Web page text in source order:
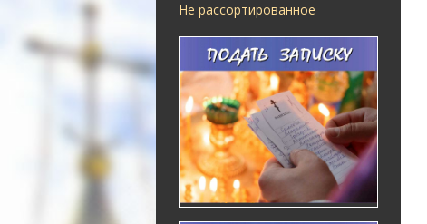
Не рассортированное